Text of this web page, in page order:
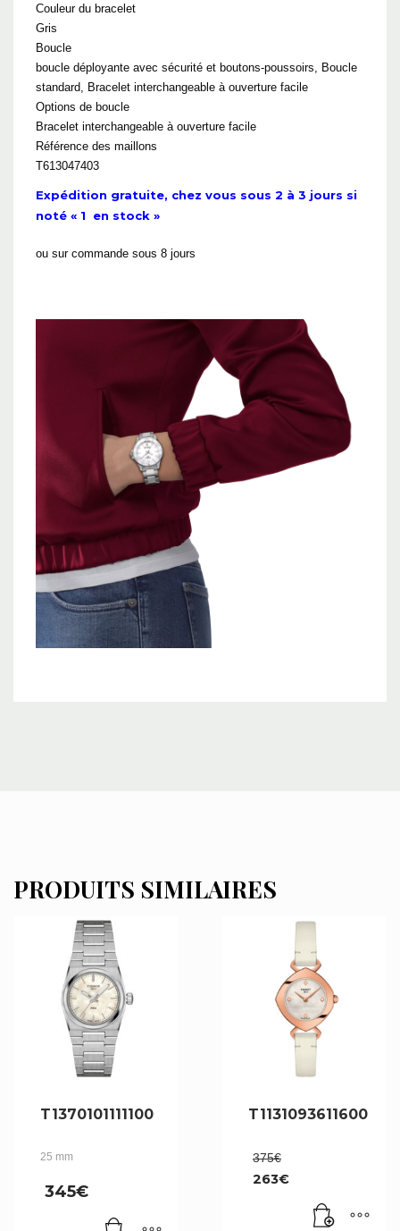
Couleur du bracelet
Gris
Boucle
boucle déployante avec sécurité et boutons-poussoirs, Boucle
standard, Bracelet interchangeable à ouverture facile
Options de boucle
Bracelet interchangeable à ouverture facile
Référence des maillons
T613047403
Expédition gratuite, chez vous sous 2 à 3 jours si
noté « 1 en stock »
ou sur commande sous 8 jours
PRODUITS SIMILAIRES
T1370101111100
25 mm
345€
T1131093611600
375€
était :
375€.
263€